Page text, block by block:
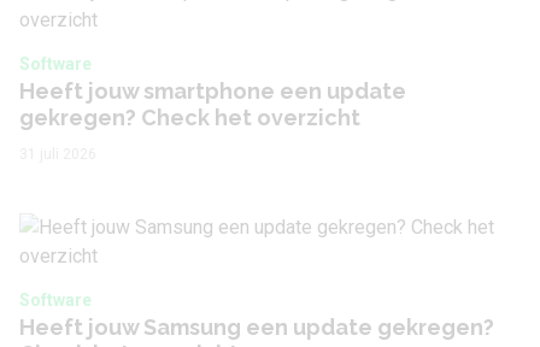
Software
Heeft jouw smartphone een update
gekregen? Check het overzicht
Software
Heeft jouw Samsung een update gekregen?